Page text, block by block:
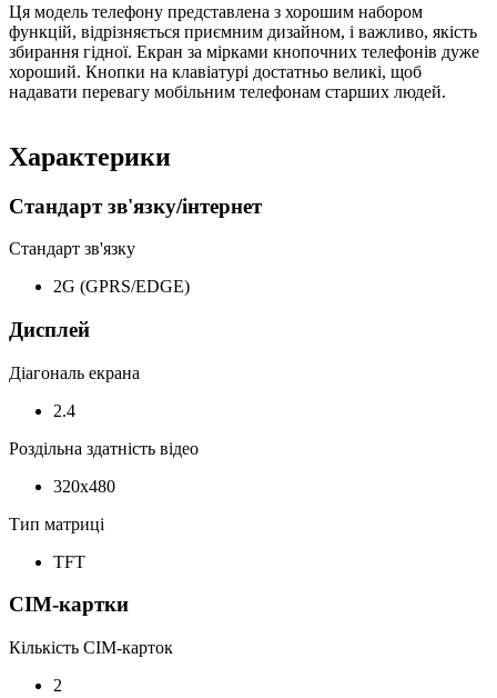
Ця модель телефону представлена з хорошим набором
функцій, відрізняється приємним дизайном, і важливо, якість
збирання гідної. Екран за мірками кнопочних телефонів дуже
хороший. Кнопки на клавіатурі достатньо великі, щоб
надавати перевагу мобільним телефонам старших людей.
Характерики
Стандарт зв'язку/інтернет
Стандарт зв'язку
2G (GPRS/EDGE)
Дисплей
Діагональ екрана
2.4
Роздільна здатність відео
320x480
Тип матриці
TFT
СІМ-картки
Кількість СІМ-карток
2